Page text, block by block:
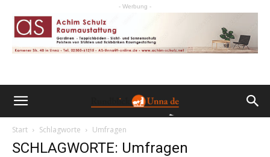
- Werbung -
Start Schlagworte Umfragen
SCHLAGWORTE: Umfragen